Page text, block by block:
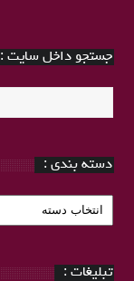
جستجو داخل سایت :
دسته بندی :
دسته
بندی
تبلیغات :